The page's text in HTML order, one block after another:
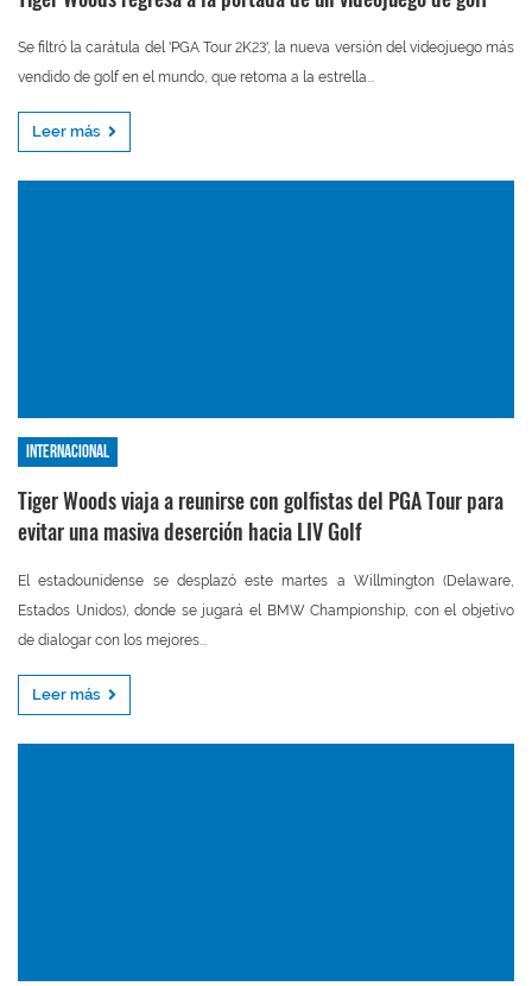
Se filtró la carátula del 'PGA Tour 2K23', la nueva versión del videojuego más
vendido de golf en el mundo, que retoma a la estrella...
Leer más
Internacional
Tiger Woods viaja a reunirse con golfistas del PGA Tour para
evitar una masiva deserción hacia LIV Golf
El estadounidense se desplazó este martes a Willmington (Delaware,
Estados Unidos), donde se jugará el BMW Championship, con el objetivo
de dialogar con los mejores...
Leer más